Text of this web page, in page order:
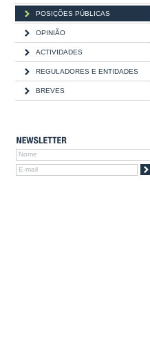
POSIÇÕES PÚBLICAS
OPINIÃO
ACTIVIDADES
REGULADORES E ENTIDADES
BREVES